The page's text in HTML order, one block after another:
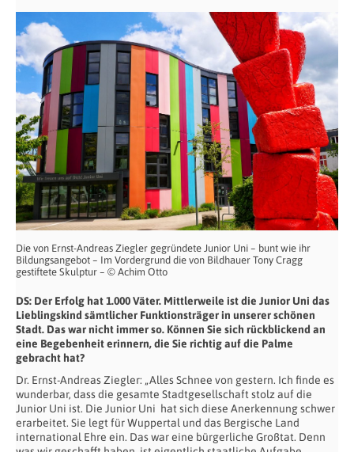
Die von Ernst-Andreas Ziegler gegründete Junior Uni – bunt wie ihr
Bildungsangebot – Im Vordergrund die von Bildhauer Tony Cragg
gestiftete Skulptur – © Achim Otto
DS: Der Erfolg hat 1.000 Väter. Mittlerweile ist die Junior Uni das
Lieblingskind sämtlicher Funktionsträger in unserer schönen
Stadt. Das war nicht immer so. Können Sie sich rückblickend an
eine Begebenheit erinnern, die Sie richtig auf die Palme
gebracht hat?
Dr. Ernst-Andreas Ziegler: „Alles Schnee von gestern. Ich finde es
wunderbar, dass die gesamte Stadtgesellschaft stolz auf die
Junior Uni ist. Die Junior Uni hat sich diese Anerkennung schwer
erarbeitet. Sie legt für Wuppertal und das Bergische Land
international Ehre ein. Das war eine bürgerliche Großtat. Denn